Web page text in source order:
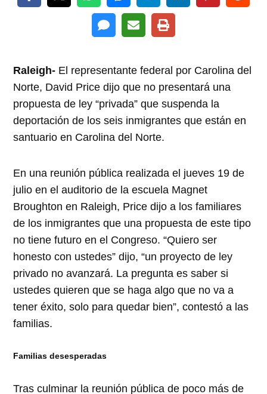
Raleigh- El representante federal por Carolina del
Norte, David Price dijo que no presentará una
propuesta de ley “privada” que suspenda la
deportación de los seis inmigrantes que están en
santuario en Carolina del Norte.
En una reunión pública realizada el jueves 19 de
julio en el auditorio de la escuela Magnet
Broughton en Raleigh, Price dijo a los familiares
de los inmigrantes que una propuesta de este tipo
no tiene futuro en el Congreso. “Quiero ser
honesto con ustedes” dijo, “un proyecto de ley
privado no avanzará. La pregunta es saber si
ustedes quieren que se haga algo que no va a
tener éxito, solo para quedar bien”, contestó a las
familias.
Familias desesperadas
Tras culminar la reunión pública de poco más de